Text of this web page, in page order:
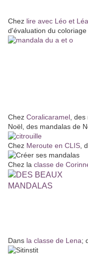
Chez lire avec Léo et Léa
d'évaluation du coloriage
Chez Coralicaramel ,
Noël, des mandalas de
Chez Meroute en CLIS ,
Chez la classe de
Dans la classe de Lena;